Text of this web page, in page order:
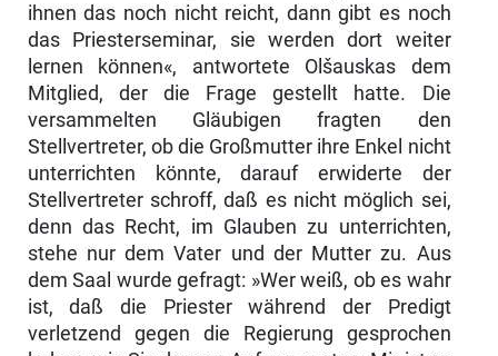
ihnen das noch nicht reicht, dann gibt es noch
das Priesterseminar, sie werden dort weiter
lernen können«, antwortete Olšauskas dem
Mitglied, der die Frage gestellt hatte. Die
versammelten Gläubigen fragten den
Stellvertreter, ob die Großmutter ihre Enkel nicht
un­terrichten könnte, darauf erwiderte der
Stellvertreter schroff, daß es nicht möglich sei,
denn das Recht, im Glauben zu unterrichten,
stehe nur dem Vater und der Mutter zu. Aus
dem Saal wurde gefragt: »Wer weiß, ob es wahr
ist, daß die Priester während der Predigt
verletzend gegen die Regie­rung gesprochen